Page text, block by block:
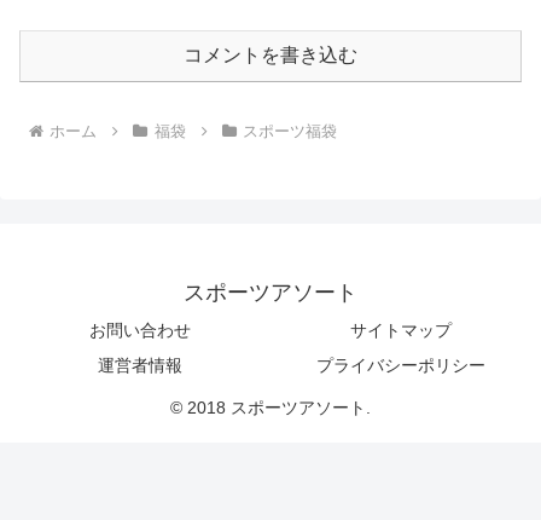
コメントを書き込む
ホーム 福袋 スポーツ福袋
スポーツアソート
お問い合わせ
サイトマップ
運営者情報
プライバシーポリシー
© 2018 スポーツアソート.